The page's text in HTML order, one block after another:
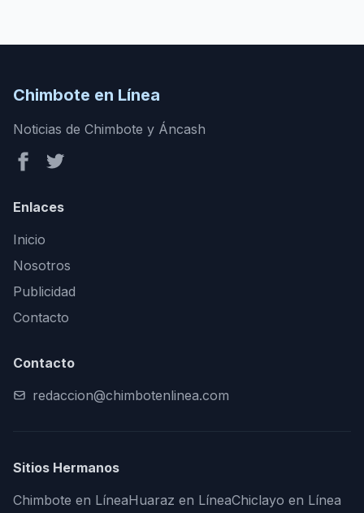
Chimbote en Línea
Noticias de Chimbote y Áncash
Enlaces
Inicio
Nosotros
Publicidad
Contacto
Contacto
redaccion@chimbotenlinea.com
Sitios Hermanos
Chimbote en LíneaHuaraz en LíneaChiclayo en Línea